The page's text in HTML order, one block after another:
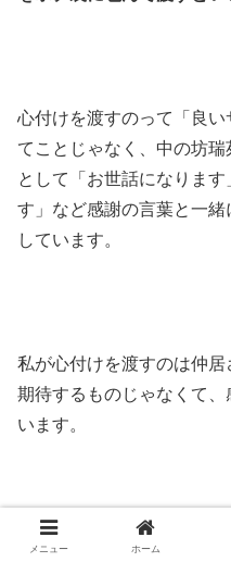
心付けを渡すのって「良
てことじゃなく、中の坊
として「お世話になりま
す」など感謝の言葉と一
しています。
私が心付けを渡すのは仲
期待するものじゃなくて
います。
でも心付けって必ず渡さ
メニュー ホーム